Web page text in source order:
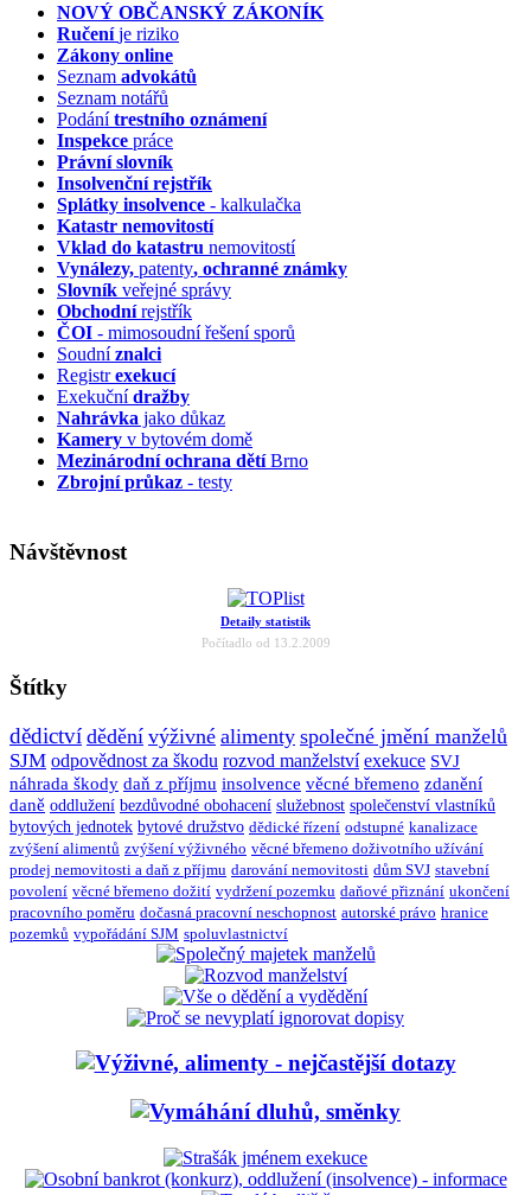
NOVÝ OBČANSKÝ ZÁKONÍK
Ručeníje riziko
Zákony online
Seznam advokátů
Seznam notářů
Podánítrestního oznámení
Inspekce práce
Právní slovník
Insolvenčnírejstřík
Splátky insolvence - kalkulačka
Katastr nemovitostí
Vklad do katastru nemovitostí
Vynálezy, patenty, ochranné známky
Slovník veřejné správy
Obchodnírejstřík
ČOI - mimosoudní řešení sporů
Soudníznalci
Registrexekucí
Exekučnídražby
Nahrávka jako důkaz
Kamery v bytovém domě
Mezinárodní ochrana dětíBrno
Zbrojní průkaz - testy
Návštěvnost
Detaily statistik
Počítadlo od 13.2.2009
Štítky
dědictví dědění výživné alimenty společné jmění manželů
SJM odpovědnost za škodu rozvod manželství exekuce SVJ
náhrada škody daň z příjmu insolvence věcné břemeno zdanění
daně oddlužení bezdůvodné obohacení služebnost společenství vlastníků
bytových jednotek bytové družstvo dědické řízení odstupné kanalizace
zvýšení alimentů zvýšení výživného věcné břemeno doživotního užívání
prodej nemovitosti a daň z příjmu darování nemovitosti dům SVJ stavební
povolení věcné břemeno dožití vydržení pozemku daňové přiznání ukončení
pracovního poměru dočasná pracovní neschopnost autorské právo hranice
pozemků vypořádání SJM spoluvlastnictví